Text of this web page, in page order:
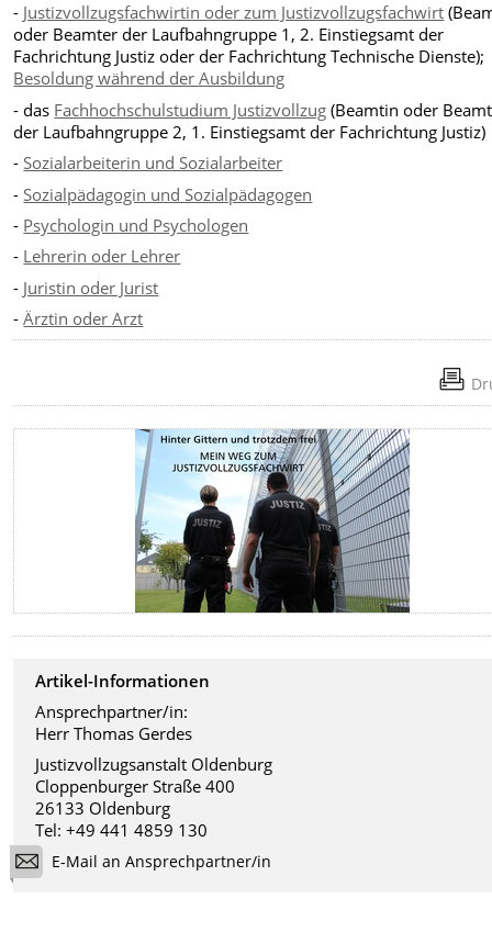
- Justizvollzugsfachwirtin oder zum Justizvollzugsfachwirt
oder Beamter der Laufbahngruppe 1, 2. Einstiegsamt der
Fachrichtung Justiz oder der Fachrichtung Technische Dienste);
Besoldung während der Ausbildung
-das Fachhochschulstudium Justizvollzug (Beamtin oder
der Laufbahngruppe 2, 1. Einstiegsamt der Fachrichtung Justiz)
- Sozialarbeiterin und Sozialarbeiter
-Sozialpädagogin und Sozialpädagogen
- Psychologin und Psychologen
- Lehrerin oder Lehrer
- Juristin oder Jurist
-Ärztin oder Arzt
Artikel-Informationen
Ansprechpartner/in:
Herr Thomas Gerdes
Justizvollzugsanstalt Oldenburg
Cloppenburger Straße 400
26133 Oldenburg
Tel: +49 441 4859 130
E-Mail an Ansprechpartner/in